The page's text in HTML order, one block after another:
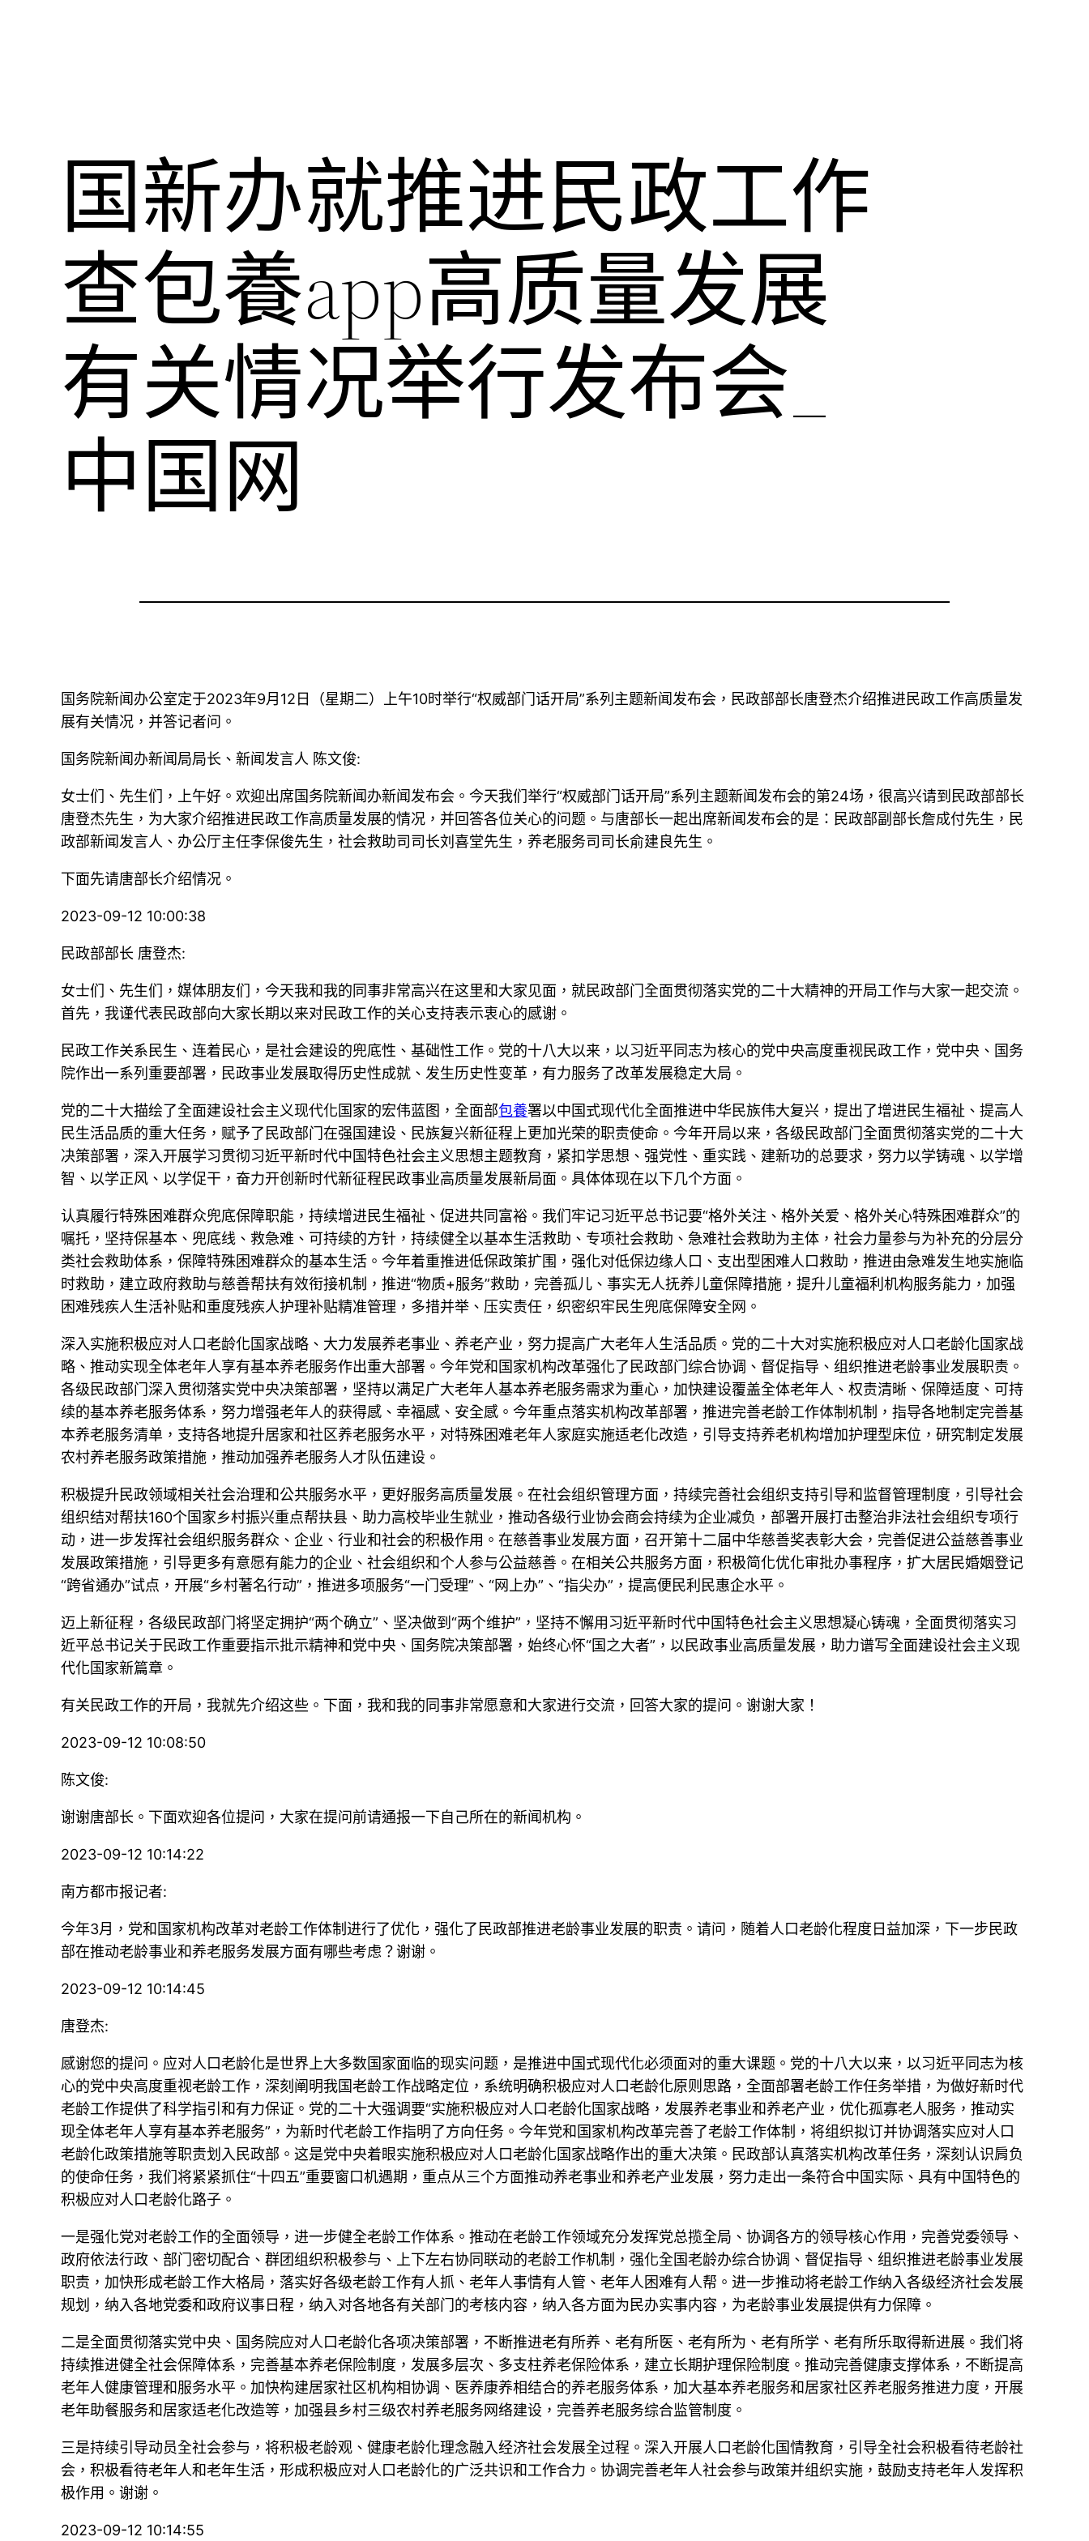
国新办就推进民政工作
查包養app高质量发展
有关情况举行发布会_
中国网
国务院新闻办公室定于2023年9月12日（星期二）上午10时举行“权威部门话开局”系列主题新闻发布会，民政部部长唐登杰介绍推进民政工作高质量发
展有关情况，并答记者问。
国务院新闻办新闻局局长、新闻发言人 陈文俊:
女士们、先生们，上午好。欢迎出席国务院新闻办新闻发布会。今天我们举行“权威部门话开局”系列主题新闻发布会的第24场，很高兴请到民政部部长
唐登杰先生，为大家介绍推进民政工作高质量发展的情况，并回答各位关心的问题。与唐部长一起出席新闻发布会的是：民政部副部长詹成付先生，民
政部新闻发言人、办公厅主任李保俊先生，社会救助司司长刘喜堂先生，养老服务司司长俞建良先生。
下面先请唐部长介绍情况。
2023-09-12 10:00:38
民政部部长 唐登杰:
女士们、先生们，媒体朋友们，今天我和我的同事非常高兴在这里和大家见面，就民政部门全面贯彻落实党的二十大精神的开局工作与大家一起交流。
首先，我谨代表民政部向大家长期以来对民政工作的关心支持表示衷心的感谢。
民政工作关系民生、连着民心，是社会建设的兜底性、基础性工作。党的十八大以来，以习近平同志为核心的党中央高度重视民政工作，党中央、国务
院作出一系列重要部署，民政事业发展取得历史性成就、发生历史性变革，有力服务了改革发展稳定大局。
党的二十大描绘了全面建设社会主义现代化国家的宏伟蓝图，全面部包養署以中国式现代化全面推进中华民族伟大复兴，提出了增进民生福祉、提高人
民生活品质的重大任务，赋予了民政部门在强国建设、民族复兴新征程上更加光荣的职责使命。今年开局以来，各级民政部门全面贯彻落实党的二十大
决策部署，深入开展学习贯彻习近平新时代中国特色社会主义思想主题教育，紧扣学思想、强党性、重实践、建新功的总要求，努力以学铸魂、以学增
智、以学正风、以学促干，奋力开创新时代新征程民政事业高质量发展新局面。具体体现在以下几个方面。
认真履行特殊困难群众兜底保障职能，持续增进民生福祉、促进共同富裕。我们牢记习近平总书记要“格外关注、格外关爱、格外关心特殊困难群众”的
嘱托，坚持保基本、兜底线、救急难、可持续的方针，持续健全以基本生活救助、专项社会救助、急难社会救助为主体，社会力量参与为补充的分层分
类社会救助体系，保障特殊困难群众的基本生活。今年着重推进低保政策扩围，强化对低保边缘人口、支出型困难人口救助，推进由急难发生地实施临
时救助，建立政府救助与慈善帮扶有效衔接机制，推进“物质+服务”救助，完善孤儿、事实无人抚养儿童保障措施，提升儿童福利机构服务能力，加强
困难残疾人生活补贴和重度残疾人护理补贴精准管理，多措并举、压实责任，织密织牢民生兜底保障安全网。
深入实施积极应对人口老龄化国家战略、大力发展养老事业、养老产业，努力提高广大老年人生活品质。党的二十大对实施积极应对人口老龄化国家战
略、推动实现全体老年人享有基本养老服务作出重大部署。今年党和国家机构改革强化了民政部门综合协调、督促指导、组织推进老龄事业发展职责。
各级民政部门深入贯彻落实党中央决策部署，坚持以满足广大老年人基本养老服务需求为重心，加快建设覆盖全体老年人、权责清晰、保障适度、可持
续的基本养老服务体系，努力增强老年人的获得感、幸福感、安全感。今年重点落实机构改革部署，推进完善老龄工作体制机制，指导各地制定完善基
本养老服务清单，支持各地提升居家和社区养老服务水平，对特殊困难老年人家庭实施适老化改造，引导支持养老机构增加护理型床位，研究制定发展
农村养老服务政策措施，推动加强养老服务人才队伍建设。
积极提升民政领域相关社会治理和公共服务水平，更好服务高质量发展。在社会组织管理方面，持续完善社会组织支持引导和监督管理制度，引导社会
组织结对帮扶160个国家乡村振兴重点帮扶县、助力高校毕业生就业，推动各级行业协会商会持续为企业减负，部署开展打击整治非法社会组织专项行
动，进一步发挥社会组织服务群众、企业、行业和社会的积极作用。在慈善事业发展方面，召开第十二届中华慈善奖表彰大会，完善促进公益慈善事业
发展政策措施，引导更多有意愿有能力的企业、社会组织和个人参与公益慈善。在相关公共服务方面，积极简化优化审批办事程序，扩大居民婚姻登记
“跨省通办”试点，开展“乡村著名行动”，推进多项服务“一门受理”、“网上办”、“指尖办”，提高便民利民惠企水平。
迈上新征程，各级民政部门将坚定拥护“两个确立”、坚决做到“两个维护”，坚持不懈用习近平新时代中国特色社会主义思想凝心铸魂，全面贯彻落实习
近平总书记关于民政工作重要指示批示精神和党中央、国务院决策部署，始终心怀“国之大者”，以民政事业高质量发展，助力谱写全面建设社会主义现
代化国家新篇章。
有关民政工作的开局，我就先介绍这些。下面，我和我的同事非常愿意和大家进行交流，回答大家的提问。谢谢大家！
2023-09-12 10:08:50
陈文俊:
谢谢唐部长。下面欢迎各位提问，大家在提问前请通报一下自己所在的新闻机构。
2023-09-12 10:14:22
南方都市报记者:
今年3月，党和国家机构改革对老龄工作体制进行了优化，强化了民政部推进老龄事业发展的职责。请问，随着人口老龄化程度日益加深，下一步民政
部在推动老龄事业和养老服务发展方面有哪些考虑？谢谢。
2023-09-12 10:14:45
唐登杰:
感谢您的提问。应对人口老龄化是世界上大多数国家面临的现实问题，是推进中国式现代化必须面对的重大课题。党的十八大以来，以习近平同志为核
心的党中央高度重视老龄工作，深刻阐明我国老龄工作战略定位，系统明确积极应对人口老龄化原则思路，全面部署老龄工作任务举措，为做好新时代
老龄工作提供了科学指引和有力保证。党的二十大强调要“实施积极应对人口老龄化国家战略，发展养老事业和养老产业，优化孤寡老人服务，推动实
现全体老年人享有基本养老服务”，为新时代老龄工作指明了方向任务。今年党和国家机构改革完善了老龄工作体制，将组织拟订并协调落实应对人口
老龄化政策措施等职责划入民政部。这是党中央着眼实施积极应对人口老龄化国家战略作出的重大决策。民政部认真落实机构改革任务，深刻认识肩负
的使命任务，我们将紧紧抓住“十四五”重要窗口机遇期，重点从三个方面推动养老事业和养老产业发展，努力走出一条符合中国实际、具有中国特色的
积极应对人口老龄化路子。
一是强化党对老龄工作的全面领导，进一步健全老龄工作体系。推动在老龄工作领域充分发挥党总揽全局、协调各方的领导核心作用，完善党委领导、
政府依法行政、部门密切配合、群团组织积极参与、上下左右协同联动的老龄工作机制，强化全国老龄办综合协调、督促指导、组织推进老龄事业发展
职责，加快形成老龄工作大格局，落实好各级老龄工作有人抓、老年人事情有人管、老年人困难有人帮。进一步推动将老龄工作纳入各级经济社会发展
规划，纳入各地党委和政府议事日程，纳入对各地各有关部门的考核内容，纳入各方面为民办实事内容，为老龄事业发展提供有力保障。
二是全面贯彻落实党中央、国务院应对人口老龄化各项决策部署，不断推进老有所养、老有所医、老有所为、老有所学、老有所乐取得新进展。我们将
持续推进健全社会保障体系，完善基本养老保险制度，发展多层次、多支柱养老保险体系，建立长期护理保险制度。推动完善健康支撑体系，不断提高
老年人健康管理和服务水平。加快构建居家社区机构相协调、医养康养相结合的养老服务体系，加大基本养老服务和居家社区养老服务推进力度，开展
老年助餐服务和居家适老化改造等，加强县乡村三级农村养老服务网络建设，完善养老服务综合监管制度。
三是持续引导动员全社会参与，将积极老龄观、健康老龄化理念融入经济社会发展全过程。深入开展人口老龄化国情教育，引导全社会积极看待老龄社
会，积极看待老年人和老年生活，形成积极应对人口老龄化的广泛共识和工作合力。协调完善老年人社会参与政策并组织实施，鼓励支持老年人发挥积
极作用。谢谢。
2023-09-12 10:14:55